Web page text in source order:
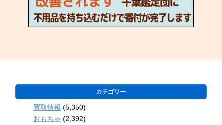
カテゴリー
買取情報 (5,350)
おもちゃ (2,392)